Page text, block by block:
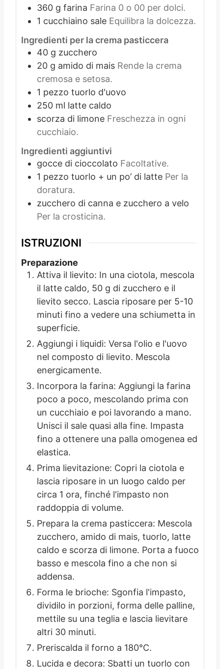
360 g farina Farina 0 o 00 per dolci.
1 cucchiaino sale Equilibra la dolcezza.
Ingredienti per la crema pasticcera
40 g zucchero
20 g amido di mais Rende la crema
cremosa e setosa.
1 pezzo tuorlo d'uovo
250 ml latte caldo
scorza di limone Freschezza in ogni
cucchiaio.
Ingredienti aggiuntivi
gocce di cioccolato Facoltative.
1 pezzo tuorlo + un po’ di latte Per la
doratura.
zucchero di canna e zucchero a velo
Per la crosticina.
ISTRUZIONI
Preparazione
Attiva il lievito: In una ciotola, mescola
il latte caldo, 50 g di zucchero e il
lievito secco. Lascia riposare per 5-10
minuti fino a vedere una schiumetta in
superficie.
Aggiungi i liquidi: Versa l'olio e l'uovo
nel composto di lievito. Mescola
energicamente.
Incorpora la farina: Aggiungi la farina
poco a poco, mescolando prima con
un cucchiaio e poi lavorando a mano.
Unisci il sale quasi alla fine. Impasta
fino a ottenere una palla omogenea ed
elastica.
Prima lievitazione: Copri la ciotola e
lascia riposare in un luogo caldo per
circa 1 ora, finché l'impasto non
raddoppia di volume.
Prepara la crema pasticcera: Mescola
zucchero, amido di mais, tuorlo, latte
caldo e scorza di limone. Porta a fuoco
basso e mescola fino a che non si
addensa.
Forma le brioche: Sgonfia l'impasto,
dividilo in porzioni, forma delle palline,
mettile su una teglia e lascia lievitare
altri 30 minuti.
Preriscalda il forno a 180°C.
Lucida e decora: Sbatti un tuorlo con